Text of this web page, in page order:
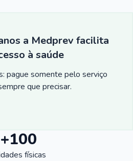
a Medprev facilita
à saúde
pague somente pelo serviço
que precisar.
+100
físicas